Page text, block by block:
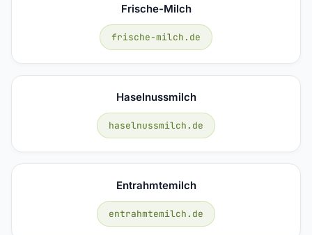
Frische-Milch
frische-milch.de
Haselnussmilch
haselnussmilch.de
Entrahmtemilch
entrahmtemilch.de